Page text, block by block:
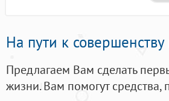
На пути к
Предлагаем Вам сделать
жизни. Вам помогут